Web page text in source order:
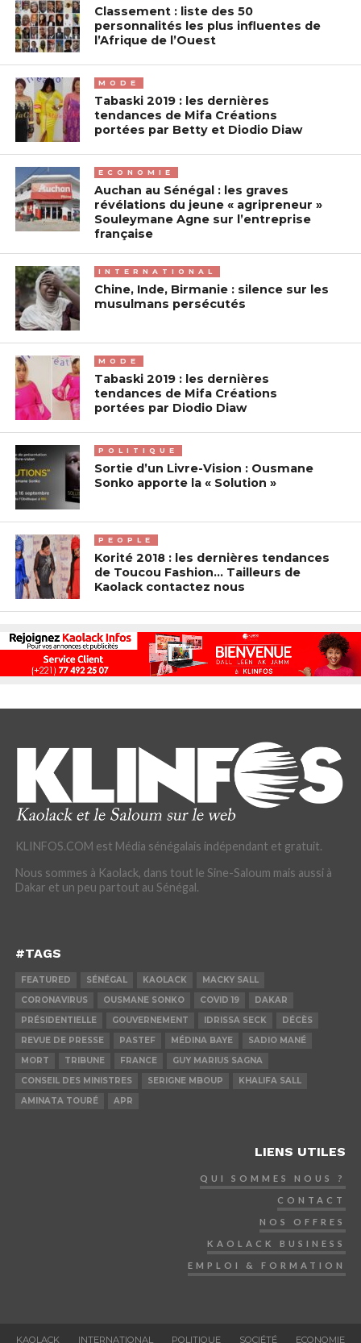
Classement : liste des 50
personnalités les plus influentes de
l’Afrique de l’Ouest
MODE
Tabaski 2019 : les dernières
tendances de Mifa Créations
portées par Betty et Diodio Diaw
ECONOMIE
Auchan au Sénégal : les graves
révélations du jeune « agripreneur »
Souleymane Agne sur l’entreprise
française
INTERNATIONAL
Chine, Inde, Birmanie : silence sur les
musulmans persécutés
MODE
Tabaski 2019 : les dernières
tendances de Mifa Créations
portées par Diodio Diaw
POLITIQUE
Sortie d’un Livre-Vision : Ousmane
Sonko apporte la « Solution »
PEOPLE
Korité 2018 : les dernières tendances
de Toucou Fashion… Tailleurs de
Kaolack contactez nous
KLINFOS.COM est Média sénégalais indépendant et gratuit.
Nous sommes à Kaolack, dans tout le Sine-Saloum mais aussi à
Dakar et un peu partout au Sénégal.
#TAGS
FEATURED SÉNÉGAL KAOLACK
MACKY SALL
CORONAVIRUS
OUSMANE SONKO COVID 19
DAKAR
PRÉSIDENTIELLE
GOUVERNEMENT IDRISSA SECK
DÉCÈS
REVUE DE PRESSE
PASTEF MÉDINA BAYE
SADIO MANÉ
MORT
TRIBUNE FRANCE
GUY MARIUS SAGNA
CONSEIL DES MINISTRES
SERIGNE MBOUP
KHALIFA SALL
AMINATA TOURÉ
APR
LIENS UTILES
QUI SOMMES NOUS ?
CONTACT
NOS OFFRES
KAOLACK BUSINESS
EMPLOI & FORMATION
KAOLACK INTERNATIONAL POLITIQUE SOCIÉTÉ ECONOMIE